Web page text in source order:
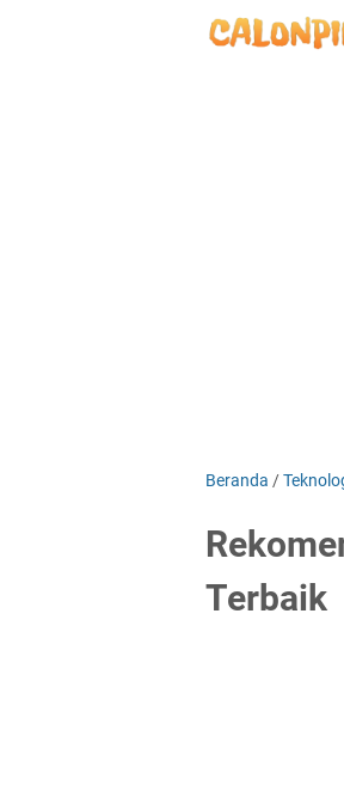
Beranda /
Terbaik